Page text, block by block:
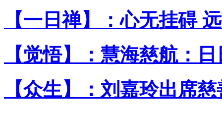
【一日禅】：心无挂碍
【觉悟】：慧海慈航：
【众生】：刘嘉玲出席